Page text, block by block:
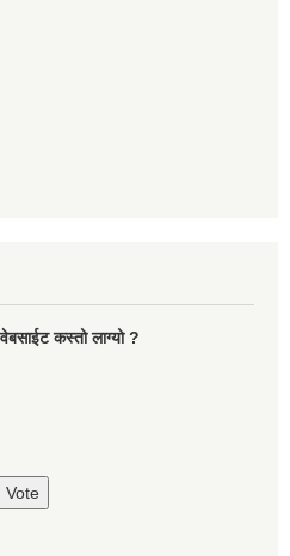
वेबसाईट कस्तो लाग्यो ?